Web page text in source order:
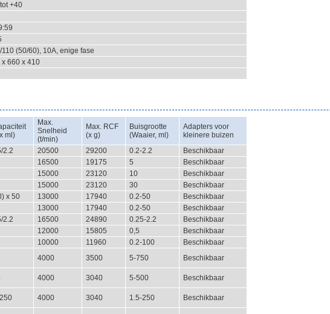
+40
110 (50/60), 10A, enige fase
x 660 x 410
ml)
Max.
Snelheid
(t/min)
Max. RCF
(x g)
Buisgrootte
(Waaier, ml)
Adapters voor
kleinere buizen
2.2 20500 29200 0.2-2.2
Beschikbaar
16500 19175 5
Beschikbaar
15000 23120 10
Beschikbaar
15000 23120 30
Beschikbaar
x 50 13000 17940 0.2-50
Beschikbaar
13000 17940 0.2-50
Beschikbaar
2.2 16500 24890 0.25-2.2
Beschikbaar
12000 15805 0,5
Beschikbaar
10000 11960 0.2-100
Beschikbaar
4000 3500 5-750
Beschikbaar
4000 3040 5-500
Beschikbaar
4000 3040 1.5-250
Beschikbaar